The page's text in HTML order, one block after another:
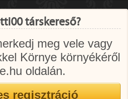
társkereső?
meg vele vagy
Környe környékéről
oldalán.